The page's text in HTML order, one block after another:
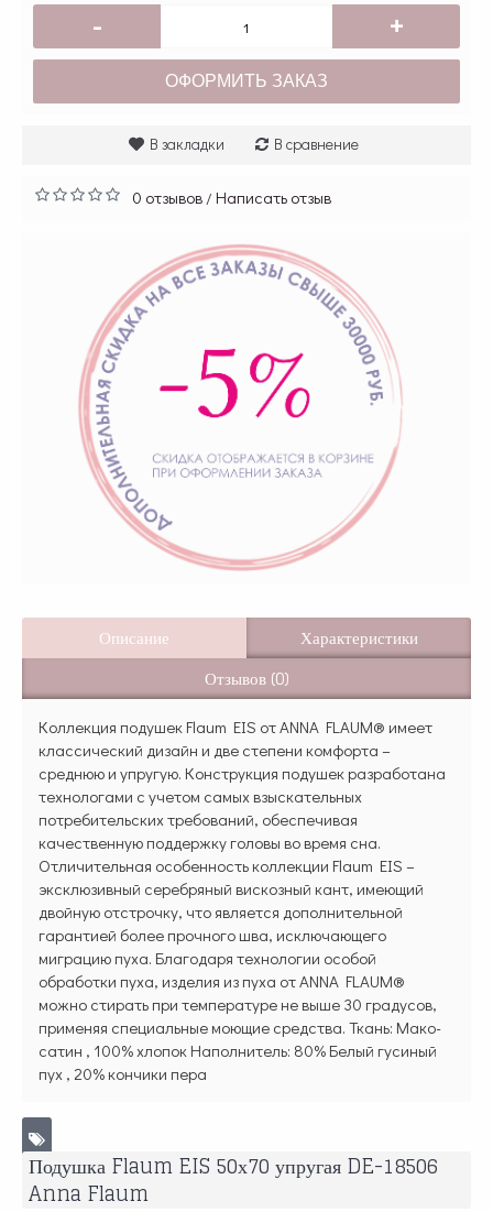
- +
ОФОРМИТЬ ЗАКАЗ
В закладки В сравнение
0 отзывов/ Написать отзыв
Описание
Характеристики
Отзывов (0)
Коллекция подушек Flaum EIS от ANNA FLAUM® имеет
классический дизайн и две степени комфорта –
среднюю и упругую. Конструкция подушек разработана
технологами с учетом самых взыскательных
потребительских требований, обеспечивая
качественную поддержку головы во время сна.
Отличительная особенность коллекции Flaum EIS –
эксклюзивный серебряный вискозный кант, имеющий
двойную отстрочку, что является дополнительной
гарантией более прочного шва, исключающего
миграцию пуха. Благодаря технологии особой
обработки пуха, изделия из пуха от ANNA FLAUM®
можно стирать при температуре не выше 30 градусов,
применяя специальные моющие средства. Ткань: Мако-
сатин , 100% хлопок Наполнитель: 80% Белый гусиный
пух , 20% кончики пера
Подушка Flaum EIS 50х70 упругая DE-18506
Anna Flaum